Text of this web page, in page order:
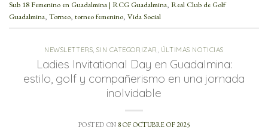
Sub 18 Femenino en Guadalmina | RCG Guadalmina, Real Club de Golf
Guadalmina, Torneo, torneo femenino, Vida Social
NEWSLETTERS,SIN CATEGORIZAR , ÚLTIMAS NOTICIAS
Ladies Invitational Day en Guadalmina:
estilo, golf y compañerismo en una jornada
inolvidable
POSTED ON 8 OF OCTUBRE OF 2025